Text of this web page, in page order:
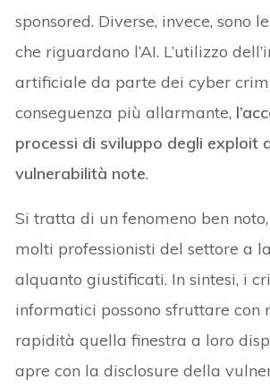
sponsored. Diverse, invece, sono
che riguardano l’AI. L’utilizzo
artificiale da parte dei cyber
conseguenza più allarmante,
processi di sviluppo degli exploit
vulnerabilità note.
Si tratta di un fenomeno ben
molti professionisti del settore a
alquanto giustificati. In sintesi, i
informatici possono sfruttare con
rapidità quella finestra a loro
apre con la disclosure della